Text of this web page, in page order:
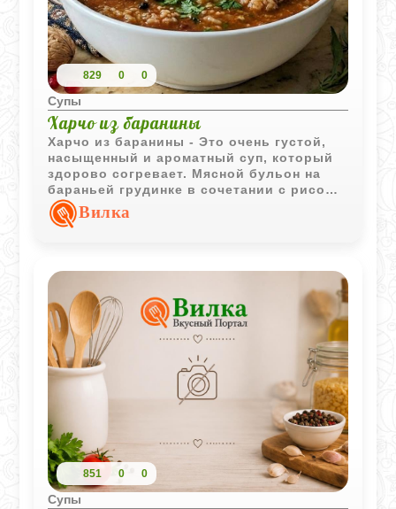
829 0 0
Супы
Харчо из баранины
Харчо из баранины - Это очень густой,
насыщенный и ароматный суп, который
здорово согревает. Мясной бульон на
бараньей грудинке в сочетании с рисом,
чесноком и грецкими орехами дает тот
самый неповторимый домашний вкус.
Вилка
851 0 0
Супы